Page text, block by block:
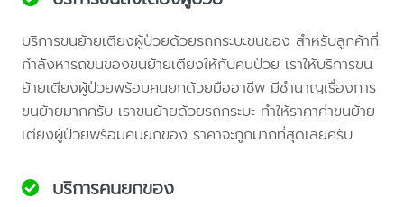
บริการขนย้ายเตียงผู้ป่วยด้วยรถกระบะขนของ สำหรับลูกค้าที่
กำลังหารถขนของขนย้ายเตียงให้กับคนป่วย เราให้บริการขน
ย้ายเตียงผู้ป่วยพร้อมคนยกด้วยมืออาชีพ มีชำนาญเรื่องการ
ขนย้ายมากครับ เราขนย้ายด้วยรถกระบะ ทำให้ราคาค่าขนย้าย
เตียงผู้ป่วยพร้อมคนยกของ ราคาจะถูกมากที่สุดเลยครับ
บริการคนยกของ